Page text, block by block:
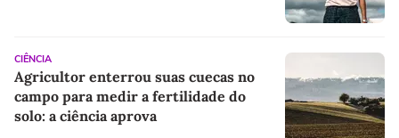
CIÊNCIA
Agricultor enterrou suas cuecas no
campo para medir a fertilidade do
solo: a ciência aprova